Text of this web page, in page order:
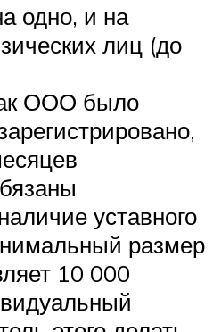
одно, и на
лиц (до
ООО было
уставного
размер
10 000